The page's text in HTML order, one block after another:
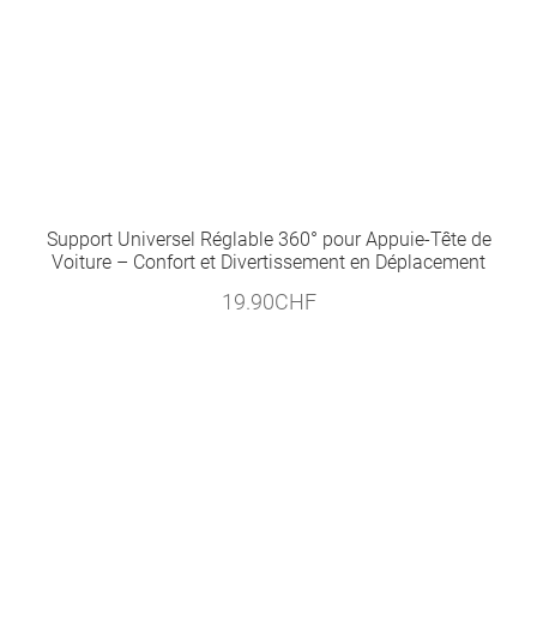
Support Universel Réglable 360° pour Appuie-Tête de
Voiture – Confort et Divertissement en Déplacement
19.90CHF